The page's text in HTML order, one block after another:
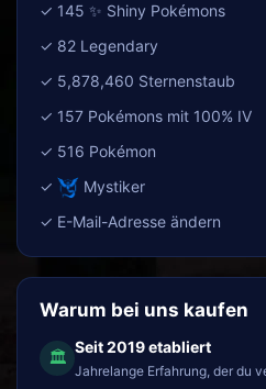
✓ 145 ✨ Shiny Pokémons
✓ 82 Legendary
✓ 5,878,460 Sternenstaub
✓ 157 Pokémons mit 100% IV
✓ 516 Pokémon
✓
Mystiker
✓ E-Mail-Adresse ändern
Warum bei uns kaufen
🏛
Seit 2019 etabliert
Jahrelange Erfahrung, der du